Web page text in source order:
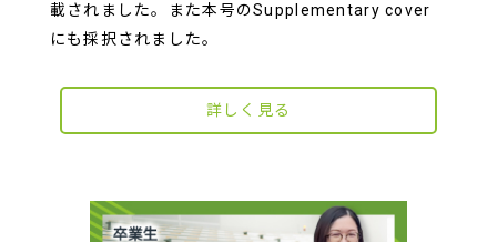
載されました。また本号のSupplementary cover
にも採択されました。
詳しく見る